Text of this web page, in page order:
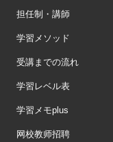
担任制・講師
学習メソッド
受講までの流れ
学習レベル表
学習メモplus
网校教师招聘